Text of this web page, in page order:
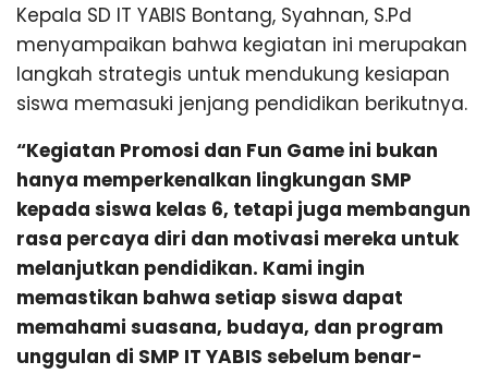
Kepala SD IT YABIS Bontang, Syahnan, S.Pd
menyampaikan bahwa kegiatan ini merupakan
langkah strategis untuk mendukung kesiapan
siswa memasuki jenjang pendidikan berikutnya.
“Kegiatan Promosi dan Fun Game ini bukan
hanya memperkenalkan lingkungan SMP
kepada siswa kelas 6, tetapi juga membangun
rasa percaya diri dan motivasi mereka untuk
melanjutkan pendidikan. Kami ingin
memastikan bahwa setiap siswa dapat
memahami suasana, budaya, dan program
unggulan di SMP IT YABIS sebelum benar-